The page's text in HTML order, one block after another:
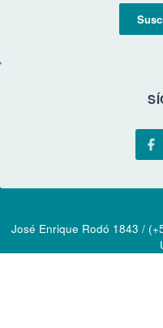
José Enrique Rodó 1843 /